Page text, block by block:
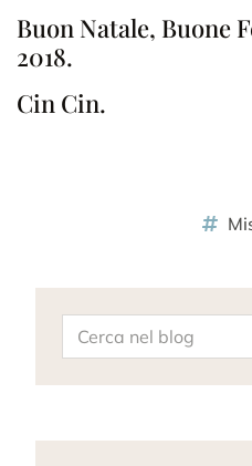
Buon Natale, Buone
2018.
Cin Cin.